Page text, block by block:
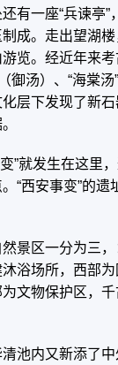
有一座“兵谏亭”
成。走出望湖
览。经近年来
御汤）、“海棠
层下发现了新石
”就发生在这里
“西安事变”的遗
景区一分为三
浴场所，西部
文物保护区，
池内又新添了